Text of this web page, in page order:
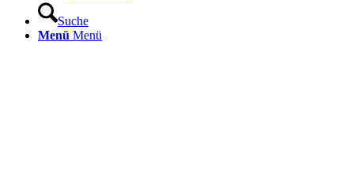
Suche
Menü Menü